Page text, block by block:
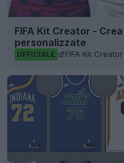
FIFA Kit Creator -
personalizzate
UFFICIALE FIFA Kit Creator